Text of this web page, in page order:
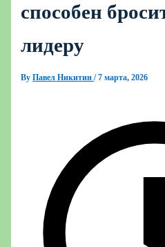
способен
лидеру
ByПавел Никитин/7 марта, 2026